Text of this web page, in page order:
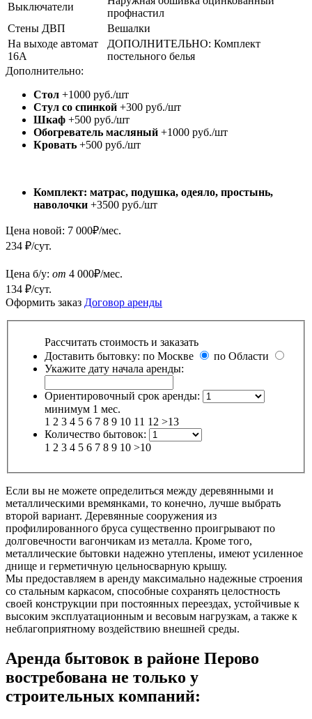
Выключатели
профнастил
Стены ДВП
Вешалки
На выходе автомат
16А
ДОПОЛНИТЕЛЬНО: Комплект
постельного белья
Дополнительно:
Стол +1000 руб./шт
Стул со спинкой +300 руб./шт
Шкаф +500 руб./шт
Обогреватель масляный +1000 руб./шт
Кровать +500 руб./шт
Комплект: матрас, подушка, одеяло, простынь,
наволочки +3500 руб./шт
Цена новой: 7 000₽/мес.
234 ₽/сут.
Цена б/у: от 4 000₽/мес.
134 ₽/сут.
Оформить заказ Договор аренды
Рассчитать стоимость и заказать
Доставить бытовку: по Москве
по Области
Укажите дату начала аренды:
Ориентировочный срок аренды:
минимум 1 мес.
1 2 3 4 5 6 7 8 9 10 11 12 >13
Количество бытовок:
1 2 3 4 5 6 7 8 9 10 >10
Если вы не можете определиться между деревянными и
металлическими времянками, то конечно, лучше выбрать
второй вариант. Деревянные сооружения из
профилированного бруса существенно проигрывают по
долговечности вагончикам из металла. Кроме того,
металлические бытовки надежно утеплены, имеют усиленное
днище и герметичную цельносварную крышу.
Мы предоставляем в аренду максимально надежные строения
со стальным каркасом, способные сохранять целостность
своей конструкции при постоянных переездах, устойчивые к
высоким эксплуатационным и весовым нагрузкам, а также к
неблагоприятному воздействию внешней среды.
Аренда бытовок в районе Перово
востребована не только у
строительных компаний: